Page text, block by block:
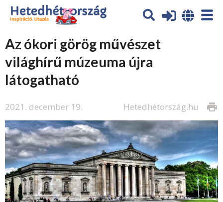
Az ókori görög művészet
világhírű múzeuma újra
látogatható
2021. december 19. print
Hetedhétország.hu